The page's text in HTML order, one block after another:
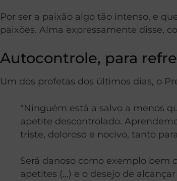
Por ser a paixão algo tão intenso, e
paixões. Alma expressamente disse,
Autocontrole, para
Um dos profetas dos últimos dias, o
“Ninguém está a salvo a menos
apetite descontrolado.
triste, doloroso e nocivo, tanto
Será danoso como exemplo bem
apetites (…) e o desejo de